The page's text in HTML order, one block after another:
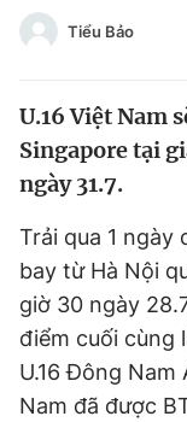
Chào ngày mới
Tin thị trường
Video
Sản phẩm khác
Tiện ích
Thông tin tòa
Tiểu Bảo
U.16 Việt Nam
Singapore tại
ngày 31.7.
Trải qua 1 ngày
bay từ Hà Nội
giờ 30 ngày
điểm cuối cùng
U.16 Đông Nam
Nam đã được